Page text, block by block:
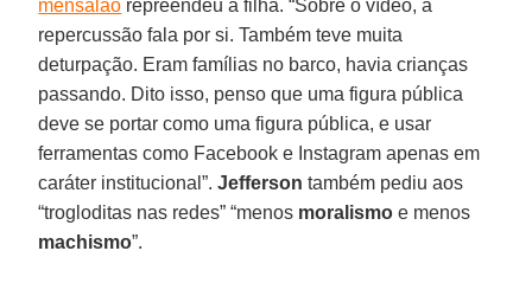
mensalão repreendeu a filha. “Sobre o vídeo, a
repercussão fala por si. Também teve muita
deturpação. Eram famílias no barco, havia crianças
passando. Dito isso, penso que uma figura pública
deve se portar como uma figura pública, e usar
ferramentas como Facebook e Instagram apenas em
caráter institucional”.Jefferson também pediu aos
“trogloditas nas redes” “menos moralismo e menos
machismo”.